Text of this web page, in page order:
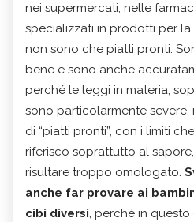
nei supermercati, nelle
specializzati in prodotti per la
non sono che piatti pronti.
bene e sono anche
perché le leggi in materia,
sono particolarmente severe,
di “piatti pronti”, con i limiti
riferisco soprattutto al
risultare troppo omologato.
anche far provare ai
cibi diversi, perché in